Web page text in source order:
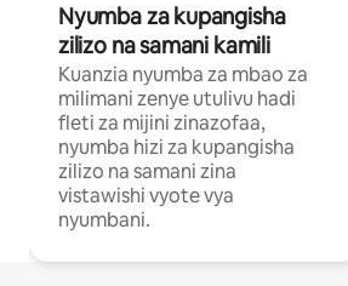
Nyumba za kupangisha
zilizo na samani kamili
Kuanzia nyumba za mbao za
milimani zenye utulivu hadi
fleti za mijini zinazofaa,
nyumba hizi za kupangisha
zilizo na samani zina
vistawishi vyote vya
nyumbani.